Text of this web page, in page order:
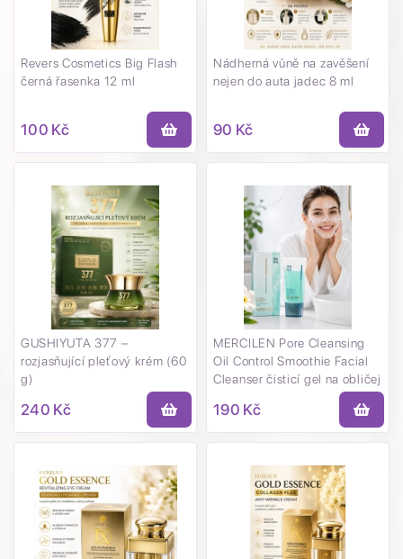
Revers Cosmetics Big Flash
černá řasenka 12 ml
100 Kč
Nádherná vůně na zavěšení
nejen do auta jadec 8 ml
90 Kč
GUSHIYUTA 377 –
rozjasňující pleťový krém (60
g)
240 Kč
MERCILEN Pore Cleansing
Oil Control Smoothie Facial
Cleanser čisticí gel na obličej
190 Kč